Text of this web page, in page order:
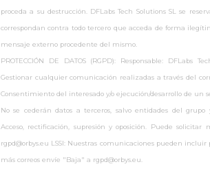
proceda a su destrucción. DFLabs Tech Solutions SL se
correspondan contra todo tercero que acceda de forma
mensaje externo procedente del mismo.
PROTECCIÓN DE DATOS (RGPD): Responsable: DFLabs
Gestionar cualquier comunicación realizadas a través del
Consentimiento del interesado y/o ejecución/desarrollo de un
No se cederán datos a terceros, salvo entidades del grupo
Acceso, rectificación, supresión y oposición. Puede
rgpd@orbys.eu LSSI: Nuestras comunicaciones pueden
más correos envíe "Baja" a rgpd@orbys.eu.